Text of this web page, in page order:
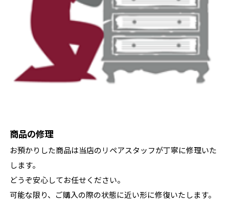
商品の修理
お預かりした商品は当店のリペアスタッフが丁寧に修理いた
します。
どうぞ安心してお任せください。
可能な限り、ご購入の際の状態に近い形に修復いたします。